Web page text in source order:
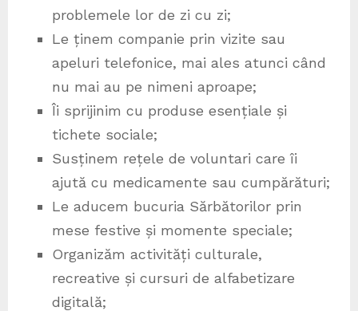
problemele lor de zi cu zi;
Le ținem companie prin vizite sau
apeluri telefonice, mai ales atunci când
nu mai au pe nimeni aproape;
Îi sprijinim cu produse esențiale și
tichete sociale;
Susținem rețele de voluntari care îi
ajută cu medicamente sau cumpărături;
Le aducem bucuria Sărbătorilor prin
mese festive și momente speciale;
Organizăm activități culturale,
recreative și cursuri de alfabetizare
digitală;